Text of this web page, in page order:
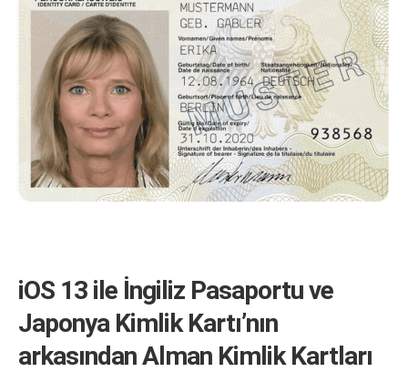
iOS 13 ile İngiliz Pasaportu ve
Japonya Kimlik Kartı’nın
arkasından Alman Kimlik Kartları